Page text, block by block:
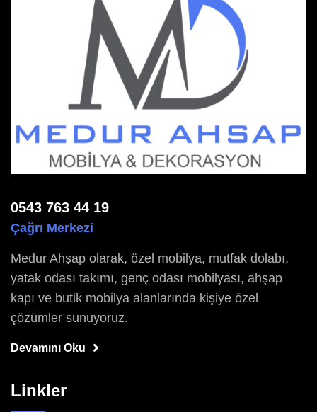
0543 763 44 19
Çağrı Merkezi
Medur Ahşap olarak, özel mobilya, mutfak dolabı,
yatak odası takımı, genç odası mobilyası, ahşap
kapı ve butik mobilya alanlarında kişiye özel
çözümler sunuyoruz.
Devamını Oku
Linkler